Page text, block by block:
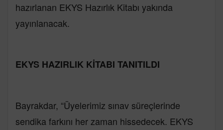
hazırlanan EKYS Hazırlık Kitabı yakında
yayınlanacak.
EKYS HAZIRLIK KİTABI TANITILDI
Bayrakdar, “Üyelerimiz sınav süreçlerinde
sendika farkını her zaman hissedecek. EKYS